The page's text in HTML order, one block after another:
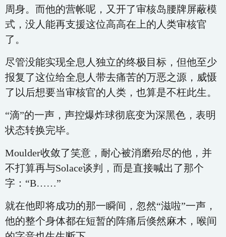
周身。而他的营帐呢，又开了审核岛腰牌屏蔽模
式，没人能再支援这位高高在上的人类审核官
了。
尽管没能实现全息人独立的终极目标，但他至少
报复了这位给全息人带去痛苦的万恶之源，威慑
了以后想要当审核官的人类，也算是不枉此生。
“滴”的一声，声控爆炸球彻底变为深黑色，表明
状态转换完毕。
Moulder收敛了笑意，耐心被消磨殆尽的他，并
不打算再与Solace谈判，而是直接喊出了那个
字：“B……”
就在他即将成功的那一瞬间，忽然“滋啦”一声，
他的整个身体都在短暂的阵痛后倏然麻木，喉间